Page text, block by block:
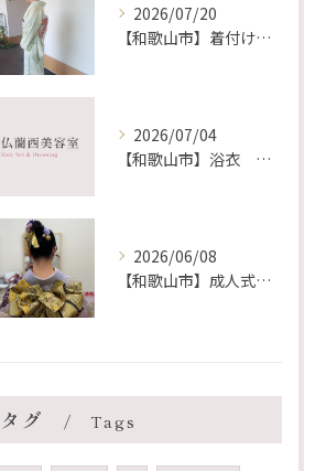
2026/07/20
【和歌山市】着付け ヘア メイク 出張 仏蘭西美容室
2026/07/04
【和歌山市】浴衣 レンタル着付け ヘア メイク 出張 仏蘭西美容室
2026/06/08
【和歌山市】成人式前撮り 着付け ヘア メイク 出張 仏蘭西美容室
タグ Tags